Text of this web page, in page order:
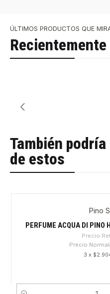
ÚLTIMOS PRODUCTOS QUE
También
de estos
Pino
PERFUME ACQUA DI PINO
Precio
Precio Normal
3 x